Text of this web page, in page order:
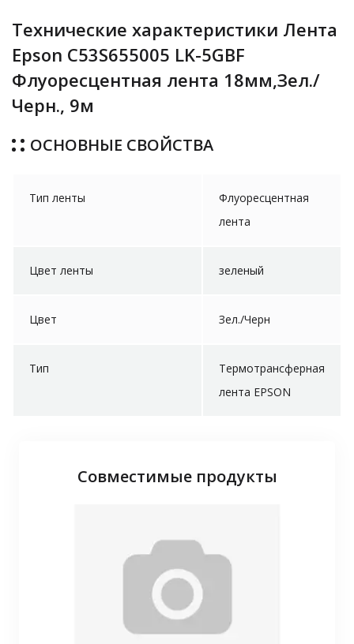
Технические характеристики Лента
Epson C53S655005 LK-5GBF
Флуоресцентная лента 18мм,Зел./
Черн., 9м
ОСНОВНЫЕ СВОЙСТВА
Тип ленты
Флуоресцентная
лента
Цвет ленты зеленый
Цвет Зел./Черн
Тип
Термотрансферная
лента EPSON
Совместимые продукты